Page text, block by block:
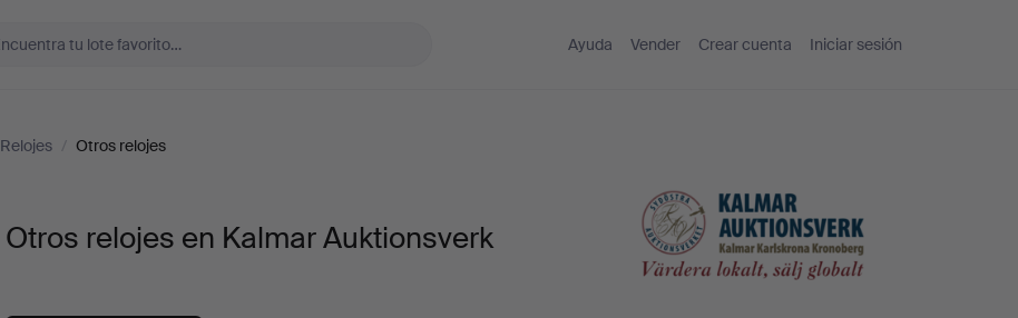
Ayuda Vender Crear cuenta Iniciar sesión
Relojes / Otros relojes
Otros relojes en Kalmar Auktionsverk